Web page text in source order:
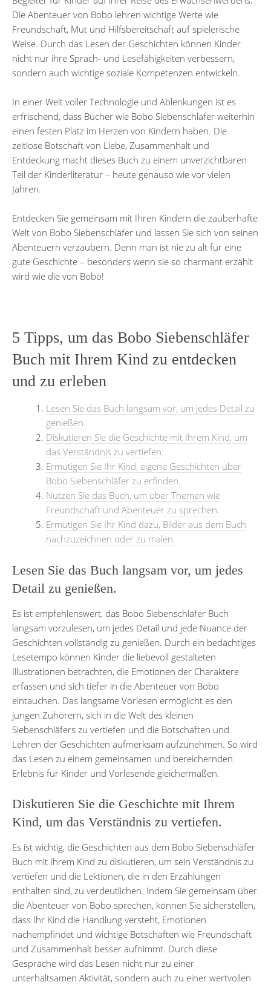
Die Abenteuer von Bobo lehren wichtige Werte wie
Freundschaft, Mut und Hilfsbereitschaft auf spielerische
Weise. Durch das Lesen der Geschichten können Kinder
nicht nur ihre Sprach- und Lesefähigkeiten verbessern,
sondern auch wichtige soziale Kompetenzen entwickeln.
In einer Welt voller Technologie und Ablenkungen ist es
erfrischend, dass Bücher wie Bobo Siebenschläfer weiterhin
einen festen Platz im Herzen von Kindern haben. Die
zeitlose Botschaft von Liebe, Zusammenhalt und
Entdeckung macht dieses Buch zu einem unverzichtbaren
Teil der Kinderliteratur – heute genauso wie vor vielen
Jahren.
Entdecken Sie gemeinsam mit Ihren Kindern die zauberhafte
Welt von Bobo Siebenschläfer und lassen Sie sich von seinen
Abenteuern verzaubern. Denn man ist nie zu alt für eine
gute Geschichte – besonders wenn sie so charmant erzählt
wird wie die von Bobo!
5 Tipps, um das Bobo Siebenschläfer
Buch mit Ihrem Kind zu entdecken
und zu erleben
Lesen Sie das Buch langsam vor, um jedes Detail zu
genießen.
Diskutieren Sie die Geschichte mit Ihrem Kind, um
das Verständnis zu vertiefen.
Ermutigen Sie Ihr Kind, eigene Geschichten über
Bobo Siebenschläfer zu erfinden.
Nutzen Sie das Buch, um über Themen wie
Freundschaft und Abenteuer zu sprechen.
Ermutigen Sie Ihr Kind dazu, Bilder aus dem Buch
nachzuzeichnen oder zu malen.
Lesen Sie das Buch langsam vor, um jedes
Detail zu genießen.
Es ist empfehlenswert, das Bobo Siebenschläfer Buch
langsam vorzulesen, um jedes Detail und jede Nuance der
Geschichten vollständig zu genießen. Durch ein bedächtiges
Lesetempo können Kinder die liebevoll gestalteten
Illustrationen betrachten, die Emotionen der Charaktere
erfassen und sich tiefer in die Abenteuer von Bobo
eintauchen. Das langsame Vorlesen ermöglicht es den
jungen Zuhörern, sich in die Welt des kleinen
Siebenschläfers zu vertiefen und die Botschaften und
Lehren der Geschichten aufmerksam aufzunehmen. So wird
das Lesen zu einem gemeinsamen und bereichernden
Erlebnis für Kinder und Vorlesende gleichermaßen.
Diskutieren Sie die Geschichte mit Ihrem
Kind, um das Verständnis zu vertiefen.
Es ist wichtig, die Geschichten aus dem Bobo Siebenschläfer
Buch mit Ihrem Kind zu diskutieren, um sein Verständnis zu
vertiefen und die Lektionen, die in den Erzählungen
enthalten sind, zu verdeutlichen. Indem Sie gemeinsam über
die Abenteuer von Bobo sprechen, können Sie sicherstellen,
dass Ihr Kind die Handlung versteht, Emotionen
nachempfindet und wichtige Botschaften wie Freundschaft
und Zusammenhalt besser aufnimmt. Durch diese
Gespräche wird das Lesen nicht nur zu einer
unterhaltsamen Aktivität, sondern auch zu einer wertvollen